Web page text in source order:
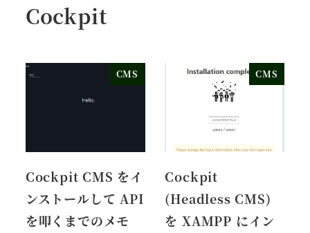
Cockpit
CMS
Cockpit CMS をイ
ンストールして API
を叩くまでのメモ
CMS
Cockpit
(Headless CMS)
を XAMPP にイン